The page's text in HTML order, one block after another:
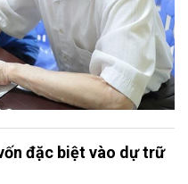
đặc biệt vào dự trữ